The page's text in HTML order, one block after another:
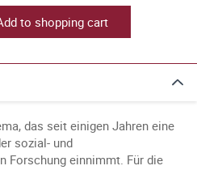
to shopping cart
das seit einigen Jahren eine
sozial- und
Forschung einnimmt. Für die